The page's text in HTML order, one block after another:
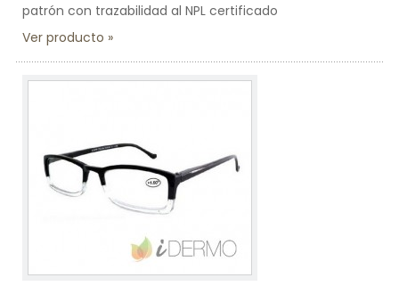
patrón con trazabilidad al NPL certificado
Ver producto